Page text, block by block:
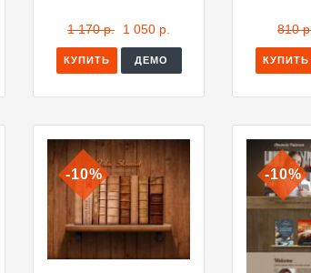
1 170 р. 1 050 р.
КУПИТЬ ДЕМО
810
КУПИТЬ
-10% -10%